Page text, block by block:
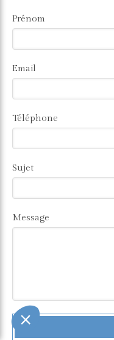
Prénom
Email
Téléphone
Sujet
Message